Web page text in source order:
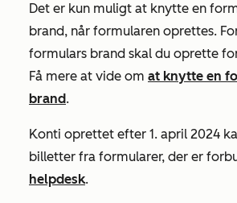
Det er kun muligt at knytte en
brand, når formularen oprettes.
formulars brand skal du oprette
Få mere at vide om at knytte en
brand.
Konti oprettet efter 1. april 2024
billetter fra formularer, der er
helpdesk.